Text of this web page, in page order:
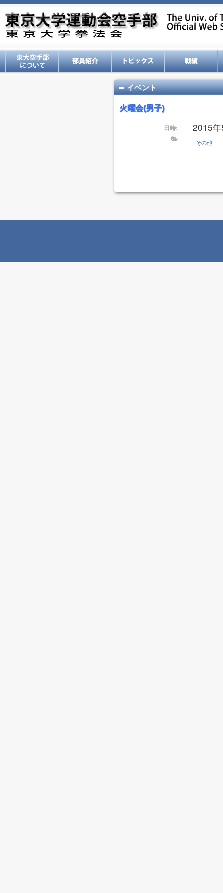
イベント
火曜会(男子)
日時: 2015
その他